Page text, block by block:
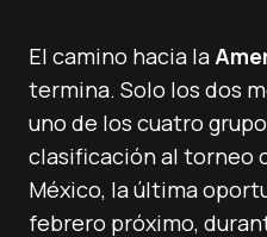
El camino hacia la
termina. Solo los dos
uno de los cuatro
clasificación al torneo
México, la última
febrero próximo,